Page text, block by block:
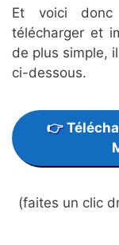
Et voici
télécharger et
de plus simple,
ci-dessous.
(faites un clic